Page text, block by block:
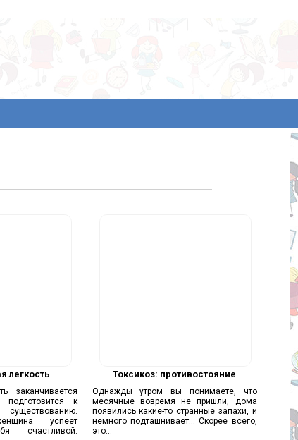
легкость
заканчивается
к
успеет
счастливой.
Токсикоз: противостояние
Однажды утром вы понимаете, что
месячные вовремя не пришли, дома
появились какие-то странные запахи, и
немного подташнивает... Скорее всего,
это...